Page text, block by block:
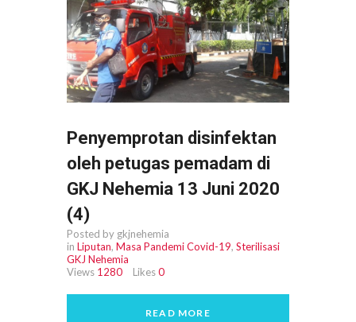
Penyemprotan disinfektan
oleh petugas pemadam di
GKJ Nehemia 13 Juni 2020
(4)
Posted by gkjnehemia
in Liputan, Masa Pandemi Covid-19, Sterilisasi
GKJ Nehemia
Views 1280 Likes0
READ MORE